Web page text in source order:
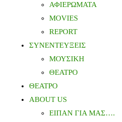
ΑΦΙΕΡΩΜΑΤΑ
MOVIES
REPORT
ΣΥΝΕΝΤΕΥΞΕΙΣ
ΜΟΥΣΙΚΗ
ΘΕΑΤΡΟ
ΘΕΑΤΡΟ
ABOUT US
ΕΙΠΑΝ ΓΙΑ ΜΑΣ….